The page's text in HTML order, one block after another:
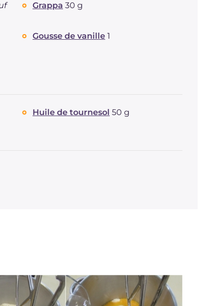
Grappa 30 g
Gousse de vanille 1
Huile de tournesol 50 g